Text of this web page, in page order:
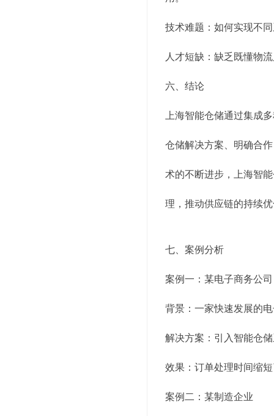
技术难题：如何实现不
人才短缺：缺乏既懂物
六、结论
上海智能仓储通过集成
仓储解决方案、明确合
术的不断进步，上海智
理，推动供应链的持续
七、案例分析
案例一：某电子商务公司
背景：一家快速发展的
解决方案：引入智能仓
效果：订单处理时间缩
案例二：某制造企业